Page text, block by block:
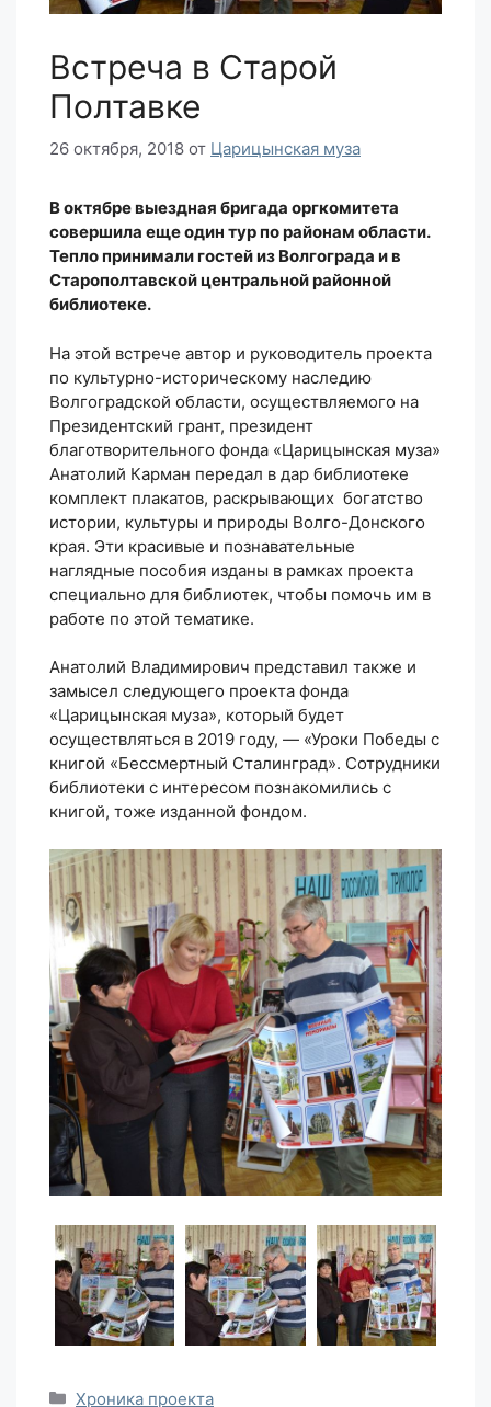
Встреча в Старой
Полтавке
26 октября, 2018 от Царицынская муза
В октябре выездная бригада оргкомитета
совершила еще один тур по районам области.
Тепло принимали гостей из Волгограда и в
Старополтавской центральной районной
библиотеке.
На этой встрече автор и руководитель проекта
по культурно-историческому наследию
Волгоградской области, осуществляемого на
Президентский грант, президент
благотворительного фонда «Царицынская муза»
Анатолий Карман передал в дар библиотеке
комплект плакатов, раскрывающих богатство
истории, культуры и природы Волго-Донского
края. Эти красивые и познавательные
наглядные пособия изданы в рамках проекта
специально для библиотек, чтобы помочь им в
работе по этой тематике.
Анатолий Владимирович представил также и
замысел следующего проекта фонда
«Царицынская муза», который будет
осуществляться в 2019 году, — «Уроки Победы с
книгой «Бессмертный Сталинград». Сотрудники
библиотеки с интересом познакомились с
книгой, тоже изданной фондом.
Рубрики
Хроника проекта